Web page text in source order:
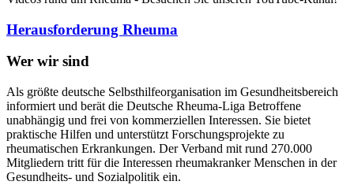
Herausforderung Rheuma
Wer wir sind
Als größte deutsche Selbsthilfeorganisation im Gesundheitsbereich
informiert und berät die Deutsche Rheuma-Liga Betroffene
unabhängig und frei von kommerziellen Interessen. Sie bietet
praktische Hilfen und unterstützt Forschungsprojekte zu
rheumatischen Erkrankungen. Der Verband mit rund 270.000
Mitgliedern tritt für die Interessen rheumakranker Menschen in der
Gesundheits- und Sozialpolitik ein.